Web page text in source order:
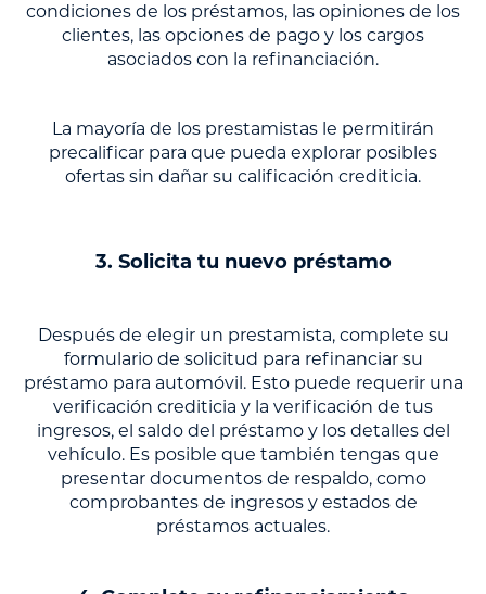
condiciones de los préstamos, las opiniones de los
clientes, las opciones de pago y los cargos
asociados con la refinanciación.
La mayoría de los prestamistas le permitirán
precalificar para que pueda explorar posibles
ofertas sin dañar su calificación crediticia.
3. Solicita tu nuevo préstamo
Después de elegir un prestamista, complete su
formulario de solicitud para refinanciar su
préstamo para automóvil. Esto puede requerir una
verificación crediticia y la verificación de tus
ingresos, el saldo del préstamo y los detalles del
vehículo. Es posible que también tengas que
presentar documentos de respaldo, como
comprobantes de ingresos y estados de
préstamos actuales.